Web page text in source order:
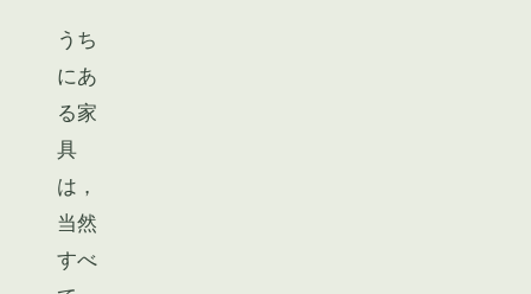
うち
にあ
る家
具
は，
当然
すべ